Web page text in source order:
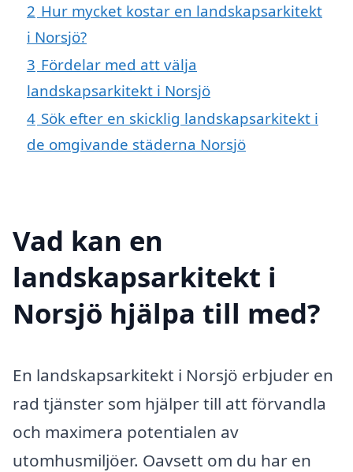
2 Hur mycket kostar en landskapsarkitekt
i Norsjö?
3 Fördelar med att välja
landskapsarkitekt i Norsjö
4 Sök efter en skicklig landskapsarkitekt i
de omgivande städerna Norsjö
Vad kan en
landskapsarkitekt i
Norsjö hjälpa till med?
En landskapsarkitekt i Norsjö erbjuder en
rad tjänster som hjälper till att förvandla
och maximera potentialen av
utomhusmiljöer. Oavsett om du har en